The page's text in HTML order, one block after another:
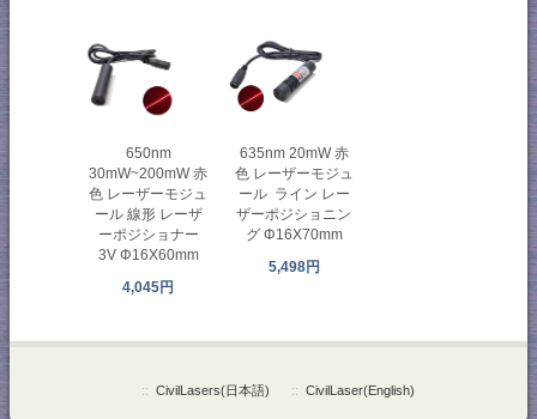
650nm
30mW~200mW 赤
色 レーザーモジュ
ール 線形 レーザ
ーポジショナー
3V Φ16X60mm
4,045円
635nm 20mW 赤
色 レーザーモジュ
ール ライン レー
ザーポジショニン
グ Φ16X70mm
5,498円
:: CivilLasers(日本語) :: CivilLaser(English)